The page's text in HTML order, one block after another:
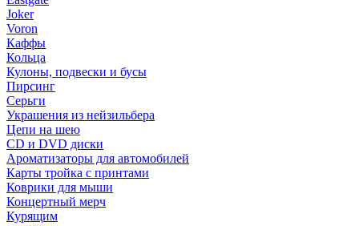
Joker
Voron
Каффы
Кольца
Кулоны, подвески и бусы
Пирсинг
Серьги
Украшения из нейзильбера
Цепи на шею
CD и DVD диски
Ароматизаторы для автомобилей
Карты тройка с принтами
Коврики для мыши
Концертный мерч
Курящим